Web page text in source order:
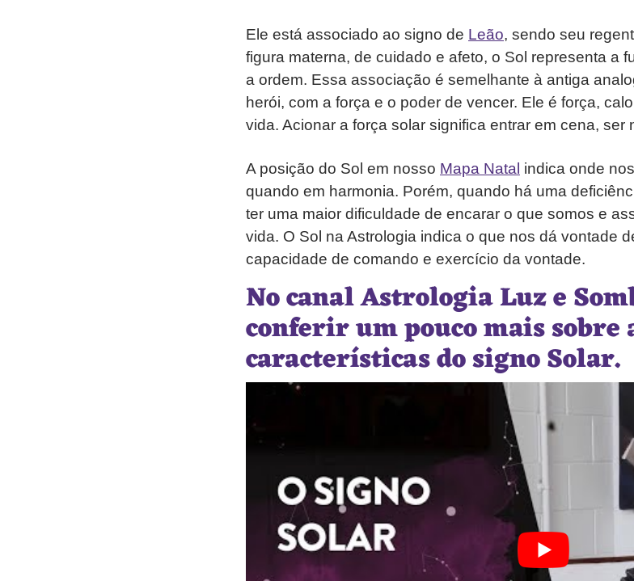
Ele está associado ao signo de Leão, sendo seu
figura materna, de cuidado e afeto, o Sol representa a
a ordem. Essa associação é semelhante à antiga
herói, com a força e o poder de vencer. Ele é força,
vida. Acionar a força solar significa entrar em cena, ser
A posição do Sol em nosso Mapa Natal indica onde
quando em harmonia. Porém, quando há uma
ter uma maior dificuldade de encarar o que somos e
vida. O Sol na Astrologia indica o que nos dá vontade
capacidade de comando e exercício da vontade.
No canal Astrologia Luz e
conferir um pouco mais sobre
características do signo Solar.